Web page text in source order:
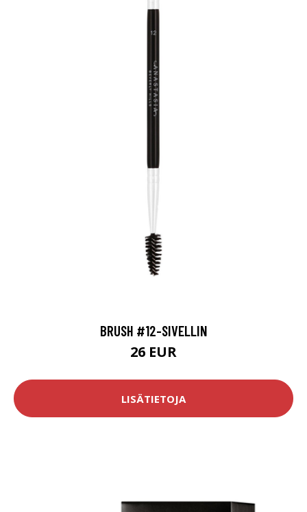
BRUSH #12-SIVELLIN
26 EUR
LISÄTIETOJA